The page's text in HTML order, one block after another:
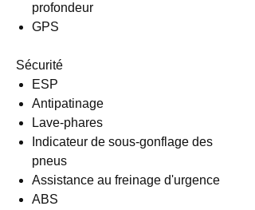
profondeur
GPS
Sécurité
ESP
Antipatinage
Lave-phares
Indicateur de sous-gonflage des
pneus
Assistance au freinage d'urgence
ABS